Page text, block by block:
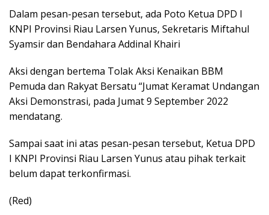
Dalam pesan-pesan tersebut, ada Poto Ketua DPD I
KNPI Provinsi Riau Larsen Yunus, Sekretaris Miftahul
Syamsir dan Bendahara Addinal Khairi
Aksi dengan bertema Tolak Aksi Kenaikan BBM
Pemuda dan Rakyat Bersatu “Jumat Keramat Undangan
Aksi Demonstrasi, pada Jumat 9 September 2022
mendatang.
Sampai saat ini atas pesan-pesan tersebut, Ketua DPD
I KNPI Provinsi Riau Larsen Yunus atau pihak terkait
belum dapat terkonfirmasi.
(Red)